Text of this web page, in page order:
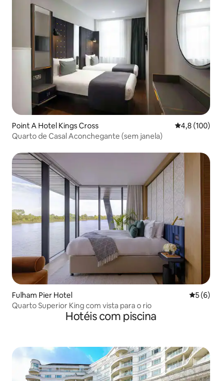
Point A Hotel Kings Cross 4,8 de uma
4,8 (100)
Quarto de Casal Aconchegante (sem janela)
Fulham Pier Hotel 5 de
5 (6)
Quarto Superior King com vista para o rio
Hotéis com piscina